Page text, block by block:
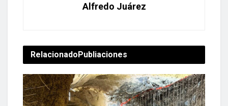
Alfredo Juárez
RelacionadoPubliaciones